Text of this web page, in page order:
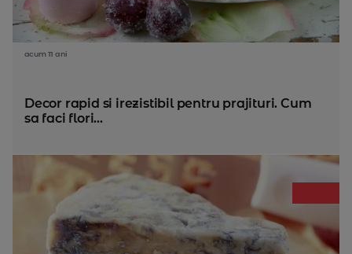
acum 11 ani
Decor rapid si irezistibil pentru prajituri. Cum
sa faci flori...